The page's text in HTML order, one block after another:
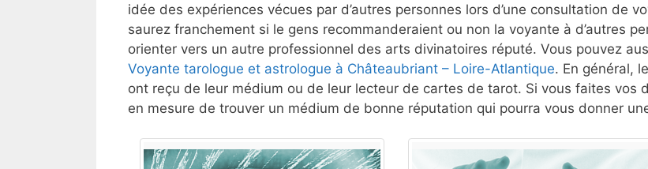
idée des expériences vécues par d’autres personnes lors d’une consultation de
saurez franchement si le gens recommanderaient ou non la voyante à d’autres
orienter vers un autre professionnel des arts divinatoires réputé. Vous pouvez
Voyante tarologue et astrologue à Châteaubriant – Loire-Atlantique. En général,
ont reçu de leur médium ou de leur lecteur de cartes de tarot. Si vous faites vos
en mesure de trouver un médium de bonne réputation qui pourra vous donner